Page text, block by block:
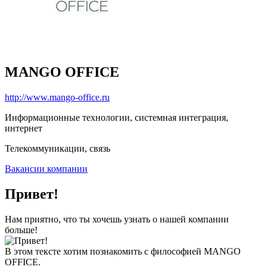
MANGO OFFICE
http://www.mango-office.ru
Информационные технологии, системная интеграция,
интернет
Телекоммуникации, связь
Вакансии компании
Привет!
Нам приятно, что ты хочешь узнать о нашей компании
больше!
В этом тексте хотим познакомить с философией MANGO
OFFICE.